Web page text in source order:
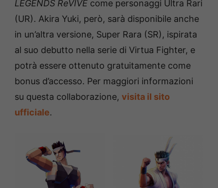
LEGENDS ReVIVE come personaggi Ultra Rari
(UR). Akira Yuki, però, sarà disponibile anche
in un’altra versione, Super Rara (SR), ispirata
al suo debutto nella serie di Virtua Fighter, e
potrà essere ottenuto gratuitamente come
bonus d’accesso. Per maggiori informazioni
su questa collaborazione, visita il sito
ufficiale.